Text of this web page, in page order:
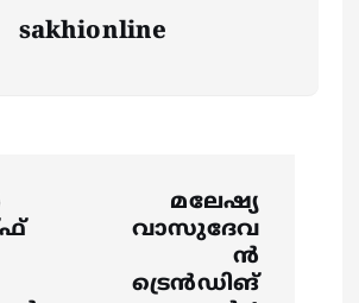
sakhionline
മലേഷ്യ
വാസുദേവ
ൻ
ട്രെൻഡിങ്